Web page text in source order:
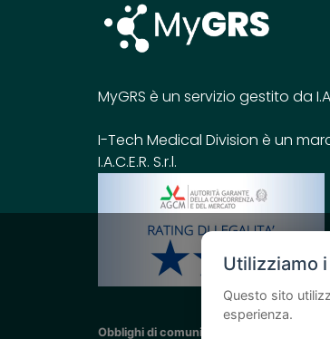
Utilizziamo
Questo sito
esperienza.
MyGRS è un servizio gestito da
I-Tech Medical Division è un
I.A.C.E.R. S.r.l.
Obblighi di comunicazione per le